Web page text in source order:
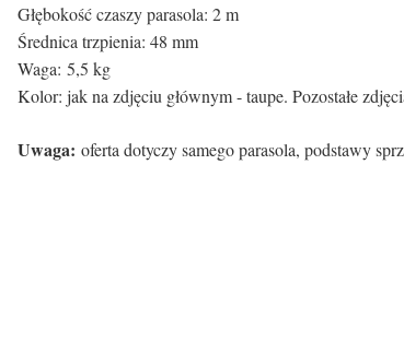
Głębokość czaszy parasola: 2 m
Średnica trzpienia: 48 mm
Waga: 5,5 kg
Kolor: jak na zdjęciu głównym - taupe. Pozostałe
Uwaga: oferta dotyczy samego parasola, podstawy